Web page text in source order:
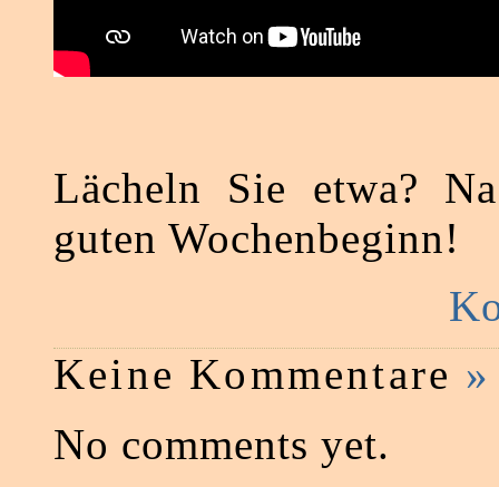
Lächeln Sie etwa?
guten Wochenbeginn!
Keine Kommentare »
No comments yet.